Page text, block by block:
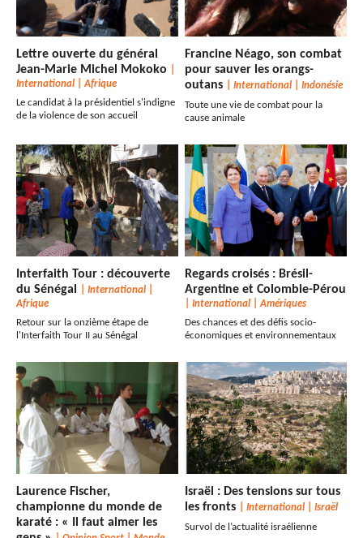
Lettre ouverte du général
Jean-Marie Michel Mokoko
International
|Afrique
Le candidat à la présidentiel s'indigne
de la violence de son accueil
Francine Néago, son combat
pour sauver les orangs-
outans
|International |Indonésie
Toute une vie de combat pour la
cause animale
Interfaith Tour : découverte
du Sénégal
International
Afrique
Retour sur la onzième étape de
l'Interfaith Tour II au Sénégal
Regards croisés : Brésil-
Argentine et Colombie-Pérou
|International |Amériques
Des chances et des défis socio-
économiques et environnementaux
Laurence Fischer,
championne du monde de
karaté : « Il faut aimer les
Israël : Des tensions sur tous
les fronts
|International |Israël
Survol de l’actualité israélienne